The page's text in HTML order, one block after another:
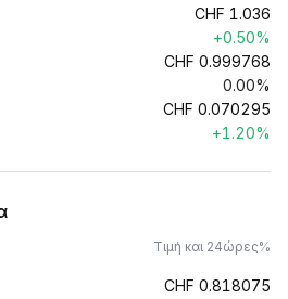
CHF 1.036
+0.50%
CHF 0.999768
0.00%
CHF 0.070295
+1.20%
Τιμή και 24ώρες%
CHF 0.818075